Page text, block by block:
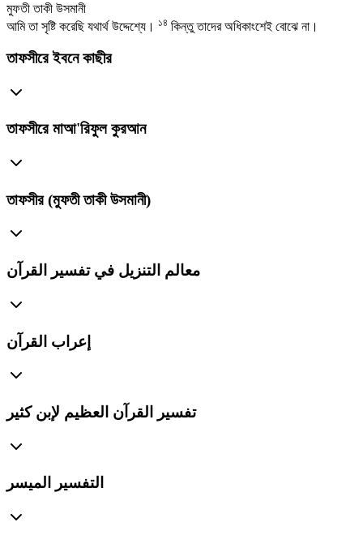
মুফতী তাকী উসমানী
আমি তা সৃষ্টি করেছি যথার্থ উদ্দেশ্যে। ১৪ কিন্তু তাদের অধিকাংশেই বোঝে না।
তাফসীরে ইবনে কাছীর
তাফসীরে মাআ'রিফুল কুরআন
তাফসীর (মুফতী তাকী উসমানী)
معالم التنزيل في تفسير القرآن
إعراب القرآن
تفسير القرآن العظيم لإبن كثير
التفسير الميسر